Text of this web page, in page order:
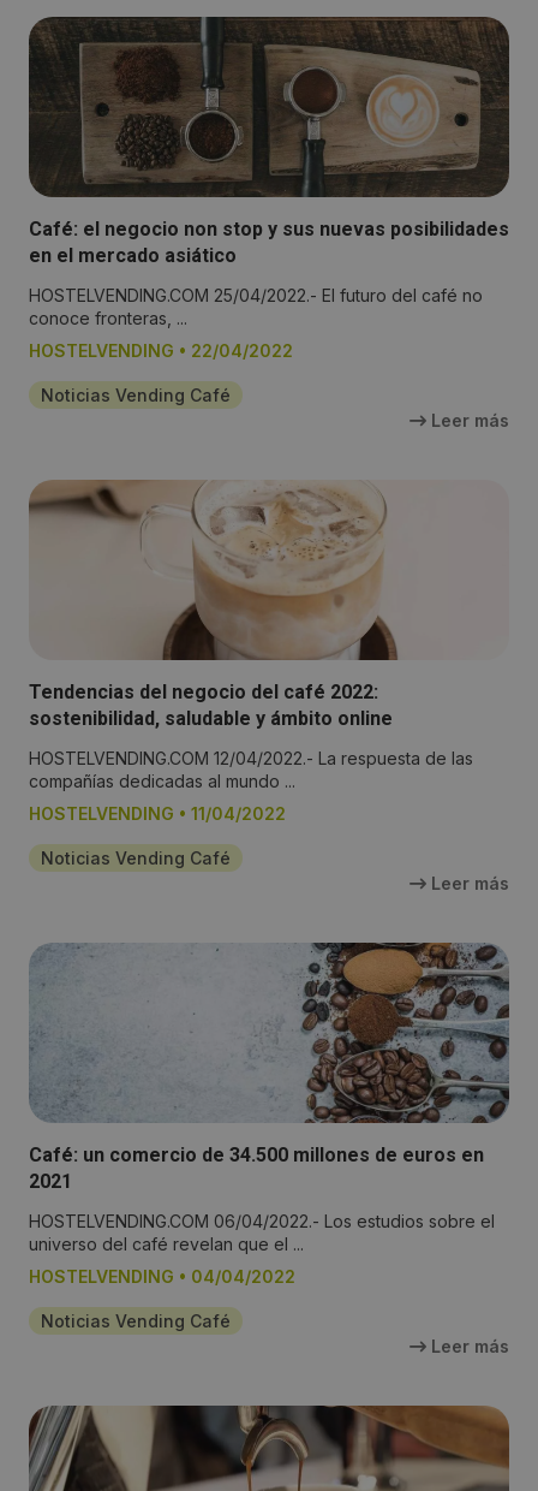
Café: el negocio non stop y sus nuevas posibilidades
en el mercado asiático
HOSTELVENDING.COM 25/04/2022.- El futuro del café no
conoce fronteras, ...
HOSTELVENDING • 22/04/2022
Noticias Vending Café
Leer más
Tendencias del negocio del café 2022:
sostenibilidad, saludable y ámbito online
HOSTELVENDING.COM 12/04/2022.- La respuesta de las
compañías dedicadas al mundo ...
HOSTELVENDING • 11/04/2022
Noticias Vending Café
Leer más
Café: un comercio de 34.500 millones de euros en
2021
HOSTELVENDING.COM 06/04/2022.- Los estudios sobre el
universo del café revelan que el ...
HOSTELVENDING • 04/04/2022
Noticias Vending Café
Leer más